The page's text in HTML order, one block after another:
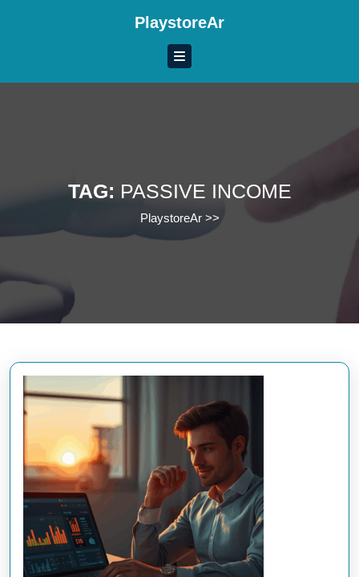
PlaystoreAr
TAG: PASSIVE INCOME
PlaystoreAr>>